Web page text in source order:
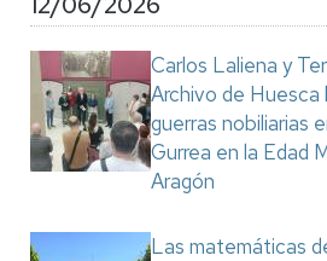
Carlos Laliena y
Archivo de Huesca
guerras nobiliarias
Gurrea en la Edad
Aragón
Las matemáticas